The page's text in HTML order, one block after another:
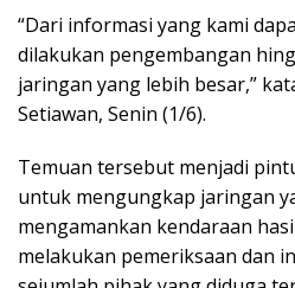
“Dari informasi yang kami
dilakukan pengembangan
jaringan yang lebih besar,”
Setiawan, Senin (1/6).
Temuan tersebut menjadi
untuk mengungkap jaringan
mengamankan kendaraan
melakukan pemeriksaan dan